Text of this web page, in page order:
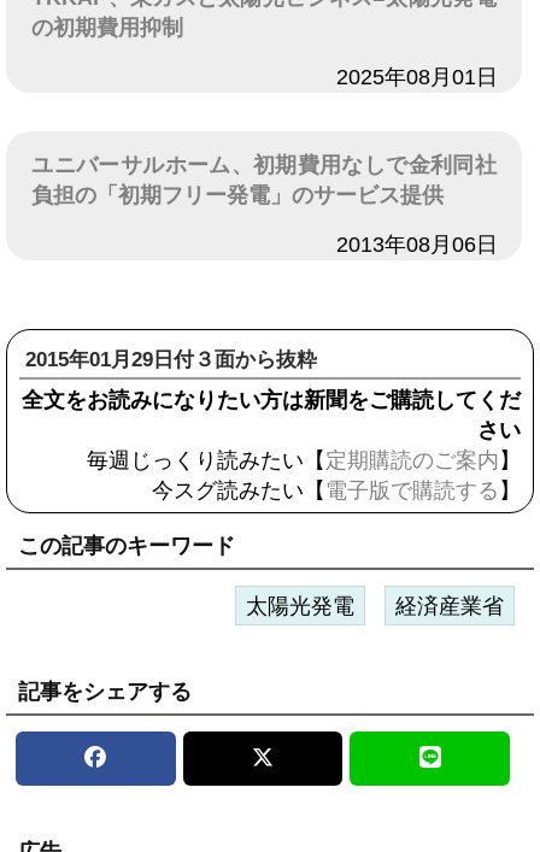
の初期費用抑制
2025年08月01日
ユニバーサルホーム、初期費用なしで金利同社
負担の「初期フリー発電」のサービス提供
2013年08月06日
2015年01月29日付３面から抜粋
全文をお読みになりたい方は新聞をご購読してくだ
さい
毎週じっくり読みたい【 定期購読のご案内 】
今スグ読みたい【 電子版で購読する 】
この記事のキーワード
太陽光発電 経済産業省
記事をシェアする